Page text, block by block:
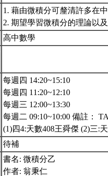
1. 藉由微積分可釐清許多在
2. 期望學習微積分的理論以
高中數學
每週四 14:20~15:10
每週四 11:20~12:10
每週三 12:00~13:30
每週二 09:10~10:00 備註：
(1)四4:天數408王舜傑 (2)三:
待補
書名: 微積分乙
作者: 翁秉仁